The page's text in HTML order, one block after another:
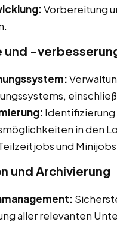
Vorbereitung
-
Identifizierung
in den
und
und Archivierung
aller relevanten